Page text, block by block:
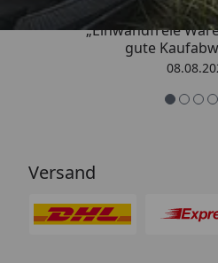
„Einwandfreie
gute
Versand